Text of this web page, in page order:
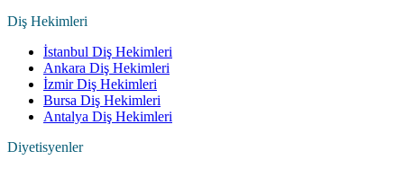
Diş Hekimleri
İstanbul Diş Hekimleri
Ankara Diş Hekimleri
İzmir Diş Hekimleri
Bursa Diş Hekimleri
Antalya Diş Hekimleri
Diyetisyenler